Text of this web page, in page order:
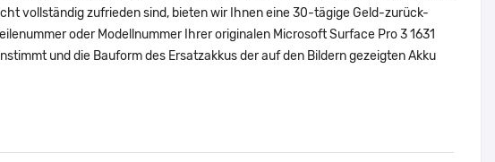
vollständig zufrieden sind, bieten wir Ihnen eine 30-tägige Geld-zurück-
oder Modellnummer Ihrer originalen Microsoft Surface Pro 3 1631
und die Bauform des Ersatzakkus der auf den Bildern gezeigten Akku